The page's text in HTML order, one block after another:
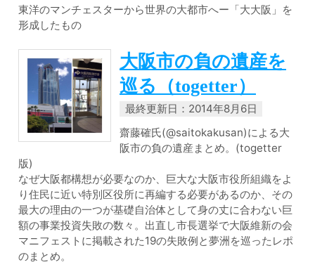
東洋のマンチェスターから世界の大都市へー「大大阪」を
形成したもの
大阪市の負の遺産を
巡る（togetter）
最終更新日：2014年8月6日
齋藤確氏(@saitokakusan)による大
阪市の負の遺産まとめ。(togetter
版)
なぜ大阪都構想が必要なのか、巨大な大阪市役所組織をよ
り住民に近い特別区役所に再編する必要があるのか、その
最大の理由の一つが基礎自治体として身の丈に合わない巨
額の事業投資失敗の数々。出直し市長選挙で大阪維新の会
マニフェストに掲載された19の失敗例と夢洲を巡ったレポ
のまとめ。